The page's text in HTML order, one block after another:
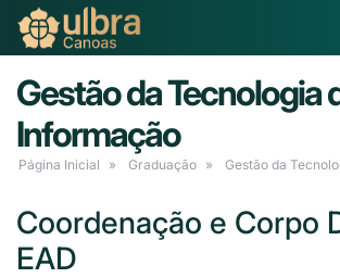
Gestão da Tecnologia
Informação
Página Inicial Graduação Gestão da
Coordenação e Corpo
EAD